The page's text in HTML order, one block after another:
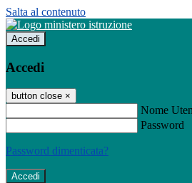
Salta al contenuto
Accedi
Accedi
button close ×
Nome
Password
Password dimenticata?